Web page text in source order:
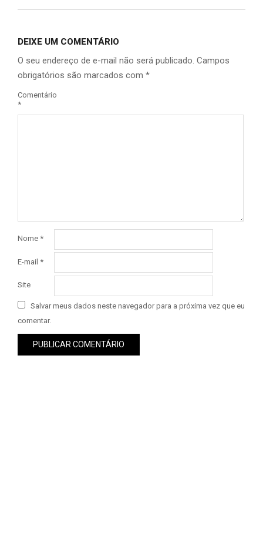
DEIXE UM COMENTÁRIO
O seu endereço de e-mail não será publicado. Campos
obrigatórios são marcados com *
Comentário
*
Nome *
E-mail *
Site
Salvar meus dados neste navegador para a próxima vez que eu
comentar.